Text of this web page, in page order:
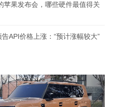
苹果发布会，哪些硬件最值得关
API价格上涨：“预计涨幅较大”